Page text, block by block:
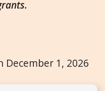
December 1, 2026